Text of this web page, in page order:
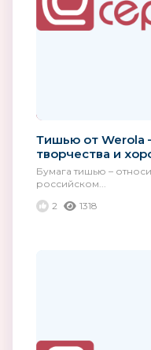
Тишью от Werola
творчества и
Бумага тишью –
российском...
2
1318